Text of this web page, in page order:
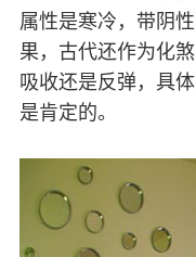
属性是寒冷，带阴
果，古代还作为化
吸收还是反弹，具
是肯定的。